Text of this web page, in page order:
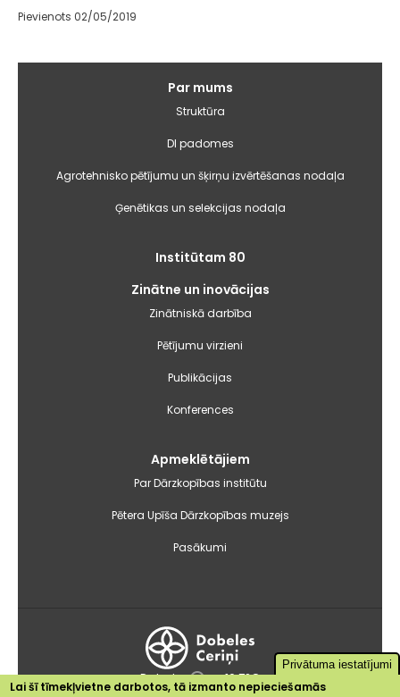
Pievienots 02/05/2019
Par mums
Struktūra
DI padomes
Agrotehnisko pētījumu un šķirņu izvērtēšanas nodaļa
Ģenētikas un selekcijas nodaļa
Institūtam 80
Zinātne un inovācijas
Zinātniskā darbība
Pētījumu virzieni
Publikācijas
Konferences
Apmeklētājiem
Par Dārzkopības institūtu
Pētera Upīša Dārzkopības muzejs
Pasākumi
Dobele
+16.7°C
Privātuma iestatījumi
Lai šī tīmekļvietne darbotos, tā izmanto nepieciešamās